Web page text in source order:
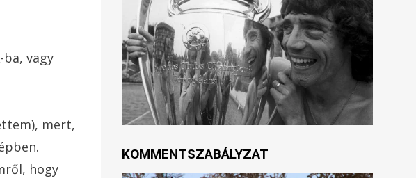
ba, vagy
mert,
hogy
KOMMENTSZABÁLYZAT